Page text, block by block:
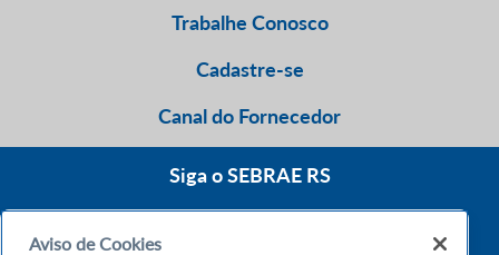
Trabalhe Conosco
Cadastre-se
Canal do Fornecedor
Siga o SEBRAE RS
Aviso de Cookies